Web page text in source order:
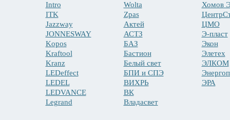
Intro
ITK
Jazzway
JONNESWAY
Kopos
Kraftool
Kranz
LEDeffect
LEDEL
LEDVANCE
Legrand
Wolta
Zpas
Актей
АСТЗ
БАЗ
Бастион
Белый свет
БПИ и СПЭ
ВИХРЬ
ВК
Владасвет
Хомов
ЦМО
Э-пласт
Экон
Элетех
ЭЛКОМ
ЭРА